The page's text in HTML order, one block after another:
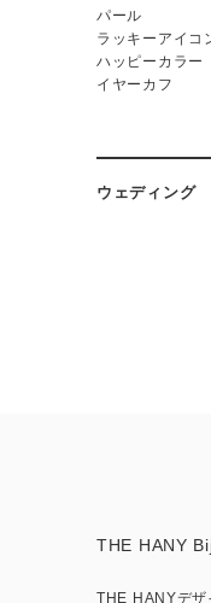
パール
ラッキーアイコ
ハッピーカラー
イヤーカフ
ウェディング
THE HANY
THE HANYデザ